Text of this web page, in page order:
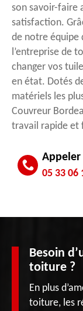
son savoir-faire
satisfaction.
de notre équipe
l’entreprise de
changer vos
en état. Dotés
matériels les
Couvreur
travail rapide et
05 33 06
Besoin
toiture ?
En plus
toiture, les